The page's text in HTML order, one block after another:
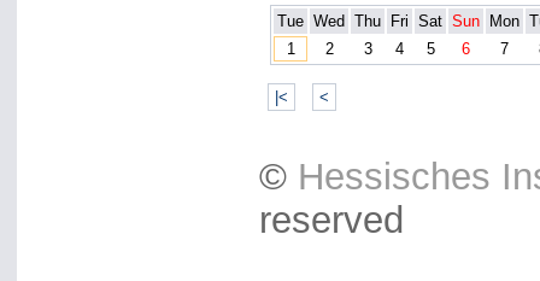
Tue Wed Thu Fri Sat Sun Mon
1
2 3 4 5 6 7
|< <
© Hessisches
reserved